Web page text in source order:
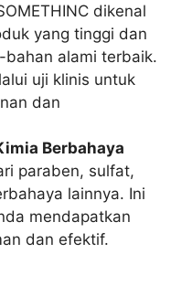
dikenal
yang tinggi dan
alami terbaik.
uji klinis untuk
dan
Berbahaya
paraben, sulfat,
lainnya. Ini
mendapatkan
dan efektif.